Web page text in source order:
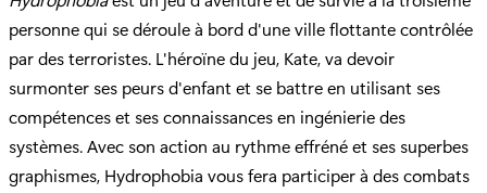
personne qui se déroule à bord d'une ville flottante contrôlée
par des terroristes. L'héroïne du jeu, Kate, va devoir
surmonter ses peurs d'enfant et se battre en utilisant ses
compétences et ses connaissances en ingénierie des
systèmes. Avec son action au rythme effréné et ses superbes
graphismes, Hydrophobia vous fera participer à des combats